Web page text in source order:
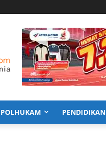
POLHUKAM PENDIDIKAN